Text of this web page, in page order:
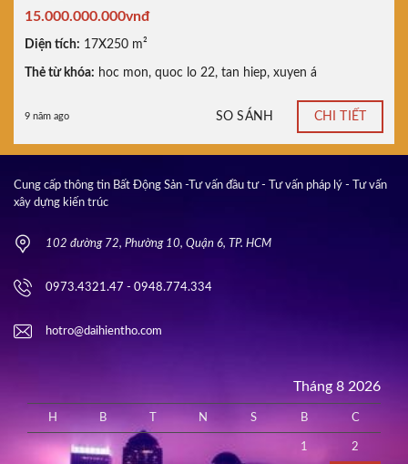
15.000.000.000vnđ
Diện tích: 17X250 m²
Thẻ từ khóa: hoc mon, quoc lo 22, tan hiep, xuyen á
9 năm ago SO SÁNH CHI TIẾT
Cung cấp thông tin Bất Động Sản -Tư vấn đầu tư - Tư vấn pháp lý - Tư vấn
xây dựng kiến trúc
102 đường 72, Phường 10, Quận 6, TP. HCM
0973.4321.47 - 0948.774.334
hotro@daihientho.com
Tháng 8 2026
H B N S B C
1 2